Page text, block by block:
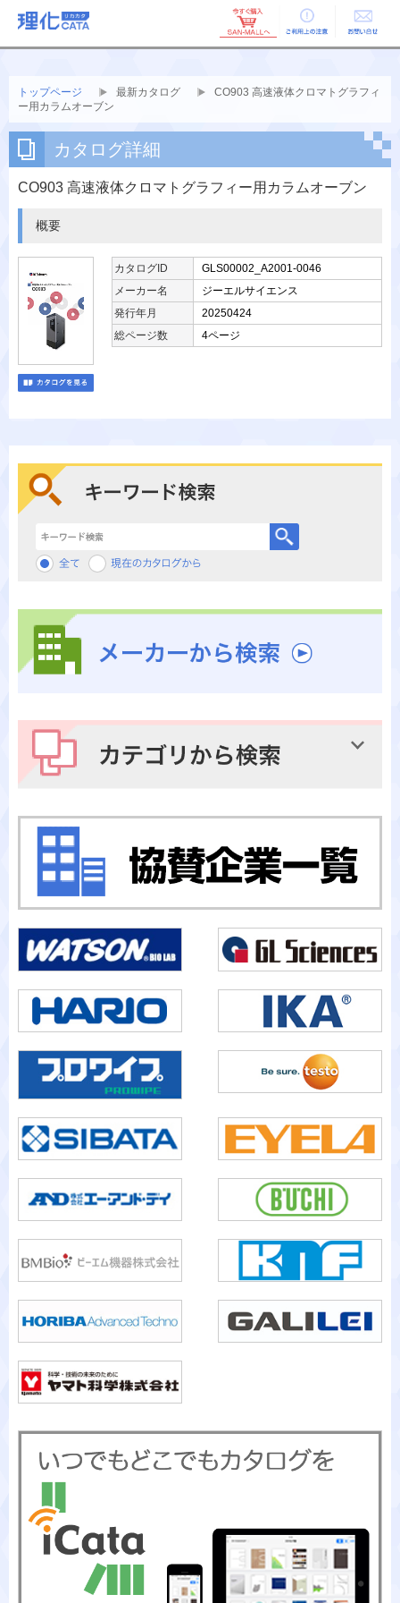
ご利用上の お問い合せ
トップページ 最新カタログ
CO903 高速液体クロマトグラフィ
ー用カラムオーブン
カタログ詳細
CO903 高速液体クロマトグラフィー用カラムオーブン
概要
カタログID
GLS00002_A2001-0046
メーカー名
ジーエルサイエンス
発行年月
20250424
総ページ数
4ページ
キーワード検索